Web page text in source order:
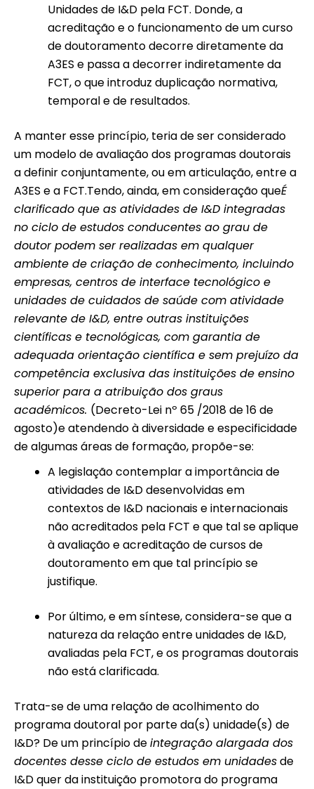
Unidades de I&D pela FCT. Donde, a
acreditação e o funcionamento de um curso
de doutoramento decorre diretamente da
A3ES e passa a decorrer indiretamente da
FCT, o que introduz duplicação normativa,
temporal e de resultados.
A manter esse princípio, teria de ser considerado
um modelo de avaliação dos programas doutorais
a definir conjuntamente, ou em articulação, entre a
A3ES e a FCT.Tendo, ainda, em consideração queÉ
clarificado que as atividades de I&D integradas
no ciclo de estudos conducentes ao grau de
doutor podem ser realizadas em qualquer
ambiente de criação de conhecimento, incluindo
empresas, centros de interface tecnológico e
unidades de cuidados de saúde com atividade
relevante de I&D, entre outras instituições
científicas e tecnológicas, com garantia de
adequada orientação científica e sem prejuízo da
competência exclusiva das instituições de ensino
superior para a atribuição dos graus
académicos. (Decreto-Lei nº 65 /2018 de 16 de
agosto)e atendendo à diversidade e especificidade
de algumas áreas de formação, propõe-se:
A legislação contemplar a importância de
atividades de I&D desenvolvidas em
contextos de I&D nacionais e internacionais
não acreditados pela FCT e que tal se aplique
à avaliação e acreditação de cursos de
doutoramento em que tal princípio se
justifique.
Por último, e em síntese, considera-se que a
natureza da relação entre unidades de I&D,
avaliadas pela FCT, e os programas doutorais
não está clarificada.
Trata-se de uma relação de acolhimento do
programa doutoral por parte da(s) unidade(s) de
I&D? De um princípio deintegração alargada dos
docentes desse ciclo de estudos em unidadesde
I&D quer da instituição promotora do programa